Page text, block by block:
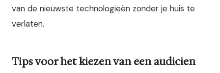
van de nieuwste technologieën zonder je huis te
verlaten.
Tips voor het kiezen van een audicien